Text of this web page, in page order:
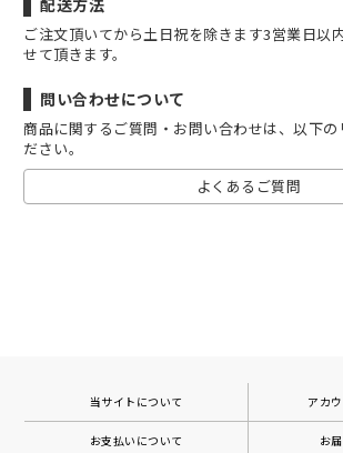
ご注文頂いてから土日祝を除きます3営業日以
せて頂きます。
問い合わせについて
商品に関するご質問・お問い合わせは、以下の
ださい。
よくあるご質問
当サイトについて アカ
お支払いについて お